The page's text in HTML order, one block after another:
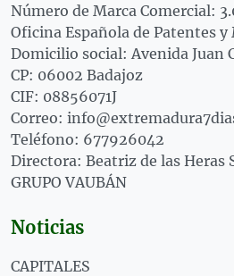
Número de Marca Comercial:
Oficina Española de Patentes y
Domicilio social: Avenida Juan
CP: 06002 Badajoz
CIF: 08856071J
Correo:
Teléfono: 677926042
Directora: Beatriz de las Heras
GRUPO VAUBÁN
Noticias
CAPITALES